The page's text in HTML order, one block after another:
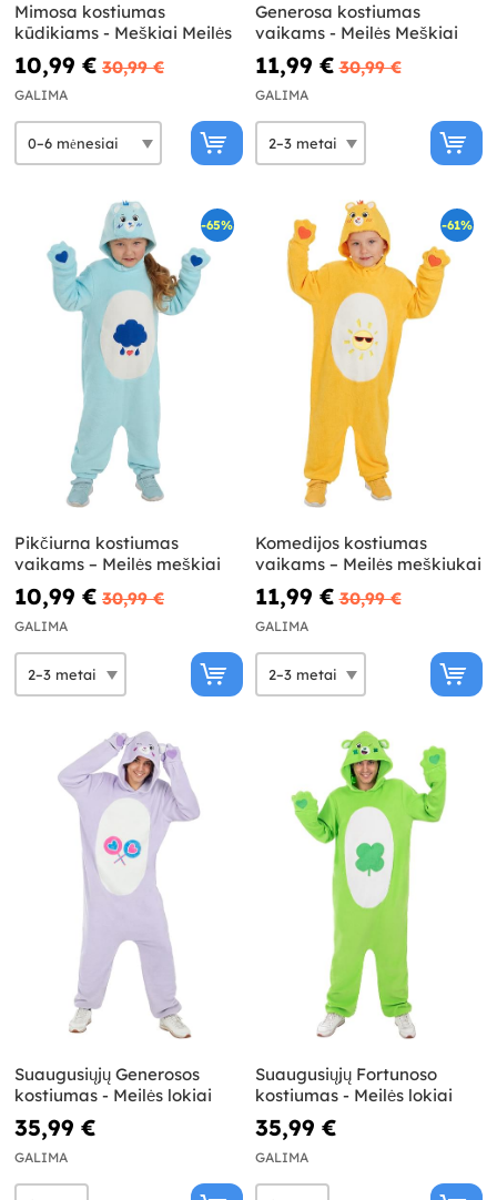
Mimosa kostiumas
kūdikiams - Meškiai Meilės
10,99 € 30,99 €
GALIMA
Generosa kostiumas
vaikams - Meilės Meškiai
11,99 € 30,99 €
GALIMA
-65%
Pikčiurna kostiumas
vaikams – Meilės meškiai
10,99 € 30,99 €
GALIMA
-61%
Komedijos kostiumas
vaikams – Meilės meškiukai
11,99 € 30,99 €
GALIMA
Suaugusiųjų Generosos
kostiumas - Meilės lokiai
35,99 €
GALIMA
Suaugusiųjų Fortunoso
kostiumas - Meilės lokiai
35,99 €
GALIMA